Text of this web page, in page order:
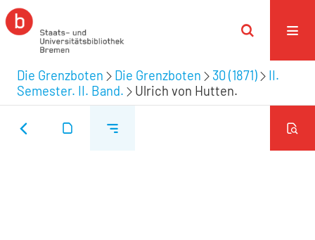
Die Grenzboten Die Grenzboten 30 (1871)
II.
Semester. II. Band.
Ulrich von Hutten.